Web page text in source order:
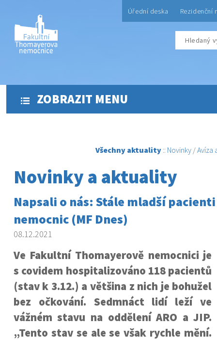
Úřední deska Rezidenční
ZOBRAZIT MENU
Všechny aktuality :: Novinky /Avíza
Novinky a aktuality
Napsali o nás: Stále mladší
nemocnic (MF Dnes)
08.12.2021
Ve Fakultní Thomayerově nemocnici je
s covidem hospitalizováno 118 pacientů
(stav k 3.12.) a většina z nich je bohužel
bez očkování. Sedmnáct lidí leží ve
vážném stavu na oddělení ARO a JIP.
„Tento stav se ale se však rychle mění.